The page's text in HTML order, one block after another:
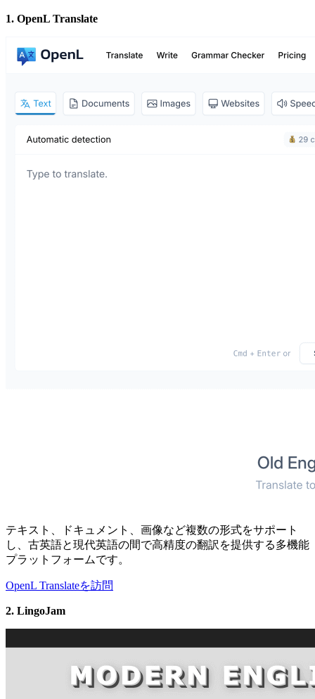
1. OpenL Translate
テキスト、ドキュメント、画像など複数の形式をサポート
し、古英語と現代英語の間で高精度の翻訳を提供する多機能
プラットフォームです。
OpenL Translateを訪問
2. LingoJam